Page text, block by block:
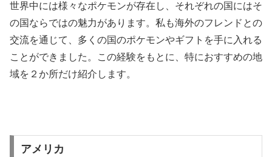
世界中には様々なポケモンが存在し、それぞれの国にはそ
の国ならではの魅力があります。私も海外のフレンドとの
交流を通じて、多くの国のポケモンやギフトを手に入れる
ことができました。この経験をもとに、特におすすめの地
域を２か所だけ紹介します。
アメリカ